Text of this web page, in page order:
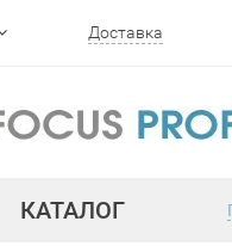
Доставка
КАТАЛОГ